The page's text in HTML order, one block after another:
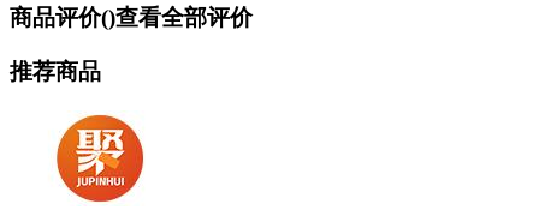
商品评价()查看全部评价
推荐商品